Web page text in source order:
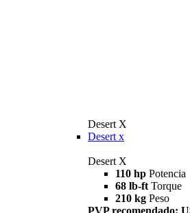
Desert X
Desert x
Desert X
110 hp Potencia
68 lb-ft Torque
210 kg Peso
PVP recomendado: